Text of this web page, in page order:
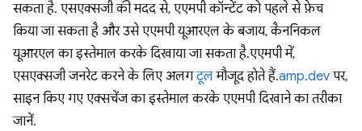
सकता है. एसएक्सजी की मदद से, एएमपी कॉन्टेंट को पहले से फ़ेच
किया जा सकता है और उसे एएमपी यूआरएल के बजाय, कैननिकल
यूआरएल का इस्तेमाल करके दिखाया जा सकता है.एएमपी में,
एसएक्सजी जनरेट करने के लिए अलगटूलमौजूद होते हैं.amp.dev पर,
साइन किए गए एक्सचेंज का इस्तेमाल करके एएमपी दिखाने का तरीका
जानें.